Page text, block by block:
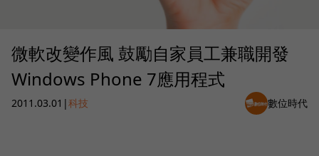
微軟改變作風 鼓勵自家員工兼職開發
Windows Phone 7應用程式
2011.03.01 |科技 數位時代